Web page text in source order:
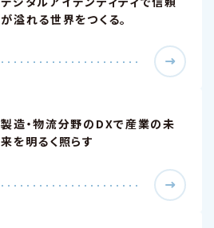
が溢れる世界をつくる。
製造・物流分野のDXで産業の未
来を明るく照らす